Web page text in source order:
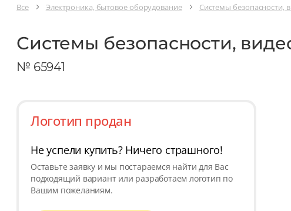
Все Электроника, бытовое оборудование Системы безопасности,
Системы безопасности,
№ 65941
Логотип продан
Не успели купить? Ничего страшного!
Оставьте заявку и мы постараемся найти для Вас
подходящий вариант или разработаем логотип по
Вашим пожеланиям.